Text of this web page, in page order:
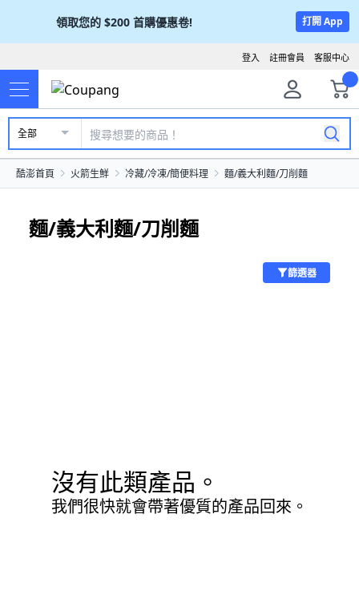
領取您的 $200 首購優惠卷! 打開 App
客服中心
註冊會員
登入
全部
酷澎首頁 火箭生鮮 冷藏/冷凍/簡便料理 麵/義大利麵/刀削麵
麵/義大利麵/刀削麵
篩選器
沒有此類產品。
我們很快就會帶著優質的產品回來。